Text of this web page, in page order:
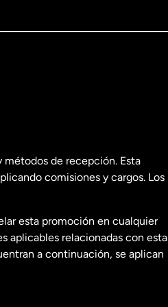
métodos de recepción. Esta
comisiones y cargos. Los
esta promoción en cualquier
aplicables relacionadas con esta
a continuación, se aplican